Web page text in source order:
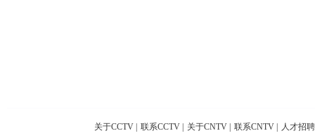
关于CCTV 联系CCTV 关于CNTV 联系CNTV 人才招聘